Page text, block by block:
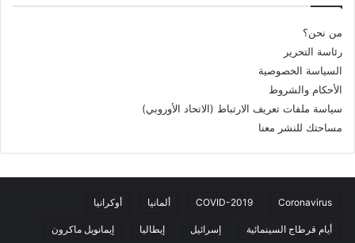
من نحن؟
رئاسة التحرير
السياسة الخصوصية
الأحكام والشروط
سياسة ملفات تعريف الارتباط (الاتحاد الأوروبي)
مساحتك للنشر معنا
Coronavirus
COVID-2019 ألمانيا أوكرانيا
أيام قرطاج السينمائية إسرائيل إيطاليا إيمانويل ماكرون